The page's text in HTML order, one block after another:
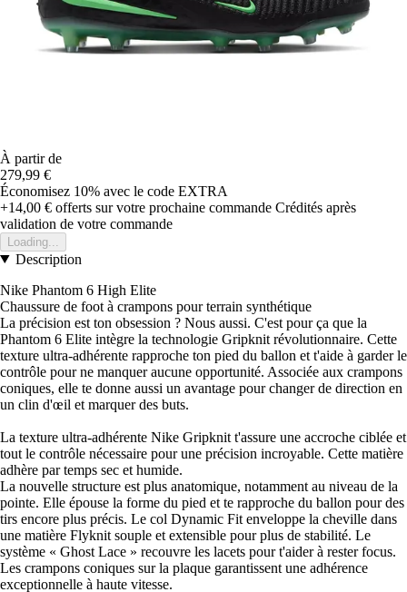
À partir de
279,99 €
Économisez 10% avec le code EXTRA
+14,00 € offerts sur votre prochaine commande Crédités après
validation de votre commande
Loading...
Description
Nike Phantom 6 High Elite
Chaussure de foot à crampons pour terrain synthétique
La précision est ton obsession ? Nous aussi. C'est pour ça que la
Phantom 6 Elite intègre la technologie Gripknit révolutionnaire. Cette
texture ultra-adhérente rapproche ton pied du ballon et t'aide à garder le
contrôle pour ne manquer aucune opportunité. Associée aux crampons
coniques, elle te donne aussi un avantage pour changer de direction en
un clin d'œil et marquer des buts.
La texture ultra-adhérente Nike Gripknit t'assure une accroche ciblée et
tout le contrôle nécessaire pour une précision incroyable. Cette matière
adhère par temps sec et humide.
La nouvelle structure est plus anatomique, notamment au niveau de la
pointe. Elle épouse la forme du pied et te rapproche du ballon pour des
tirs encore plus précis. Le col Dynamic Fit enveloppe la cheville dans
une matière Flyknit souple et extensible pour plus de stabilité. Le
système « Ghost Lace » recouvre les lacets pour t'aider à rester focus.
Les crampons coniques sur la plaque garantissent une adhérence
exceptionnelle à haute vitesse.